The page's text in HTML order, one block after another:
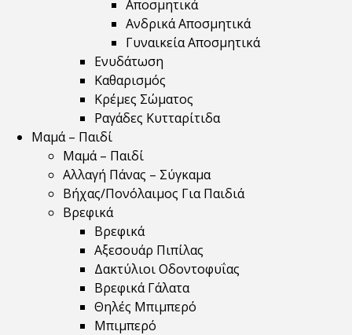
Αποσμητικά
Ανδρικά Αποσμητικά
Γυναικεία Αποσμητικά
Ενυδάτωση
Καθαρισμός
Κρέμες Σώματος
Ραγάδες Κυτταρίτιδα
Μαμά – Παιδί
Μαμά – Παιδί
Αλλαγή Πάνας – Σύγκαμα
Βήχας/Πονόλαιμος Για Παιδιά
Βρεφικά
Βρεφικά
Αξεσουάρ Πιπίλας
Δακτύλιοι Οδοντοφυΐας
Βρεφικά Γάλατα
Θηλές Μπιμπερό
Μπιμπερό